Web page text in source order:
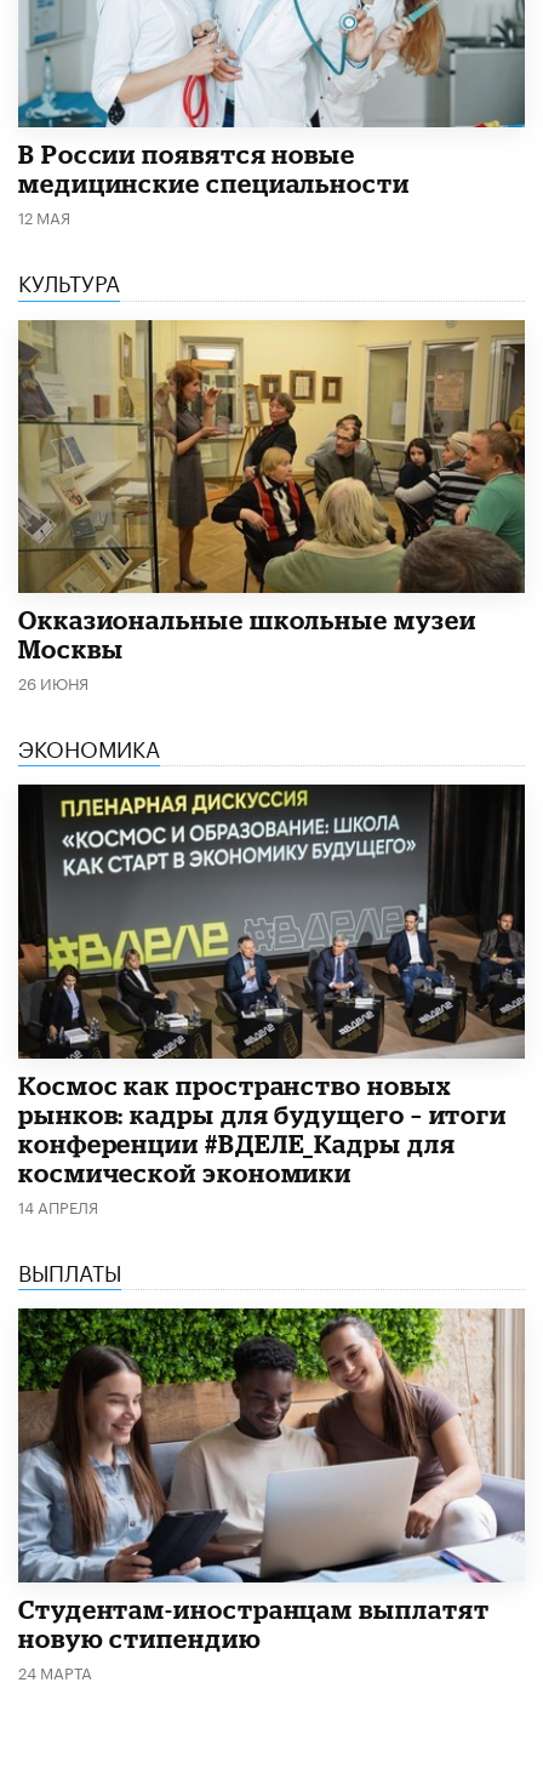
В России появятся новые
медицинские специальности
12 МАЯ
КУЛЬТУРА
​Окказиональные школьные музеи
Москвы
26 ИЮНЯ
ЭКОНОМИКА
Космос как пространство новых
рынков: кадры для будущего – итоги
конференции #ВДЕЛЕ_Кадры для
космической экономики
14 АПРЕЛЯ
ВЫПЛАТЫ
Студентам-иностранцам выплатят
новую стипендию
24 МАРТА